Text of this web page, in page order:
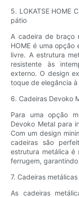
5. LOKATSE HOME
pátio
A cadeira de braço
HOME é uma
livre. A estrutura
resistente às
externo. O design
toque de elegância
6. Cadeiras Devoko
Para uma opção
Devoko Metal para
Com um design
cadeiras são
estrutura metálica é
ferrugem,
7. Cadeiras
As cadeiras